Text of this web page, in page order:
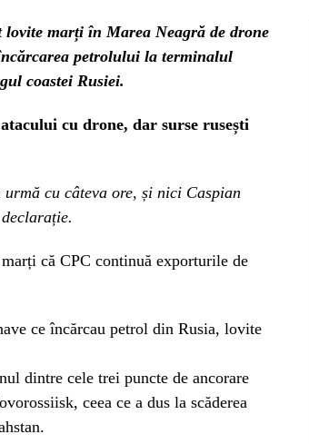
marți în Marea Neagră de drone
petrolului la terminalul
coastei Rusiei.
cu drone, dar surse rusești
cu câteva ore, și nici Caspian
că CPC continuă exporturile de
ce încărcau petrol din Rusia, lovite
dintre cele trei puncte de ancorare
ceea ce a dus la scăderea